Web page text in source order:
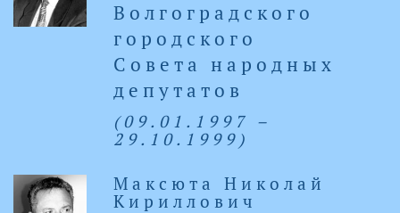
Волгоградского
городского
Совета народных
депутатов
(09.01.1997 –
29.10.1999)
Максюта Николай
Кириллович